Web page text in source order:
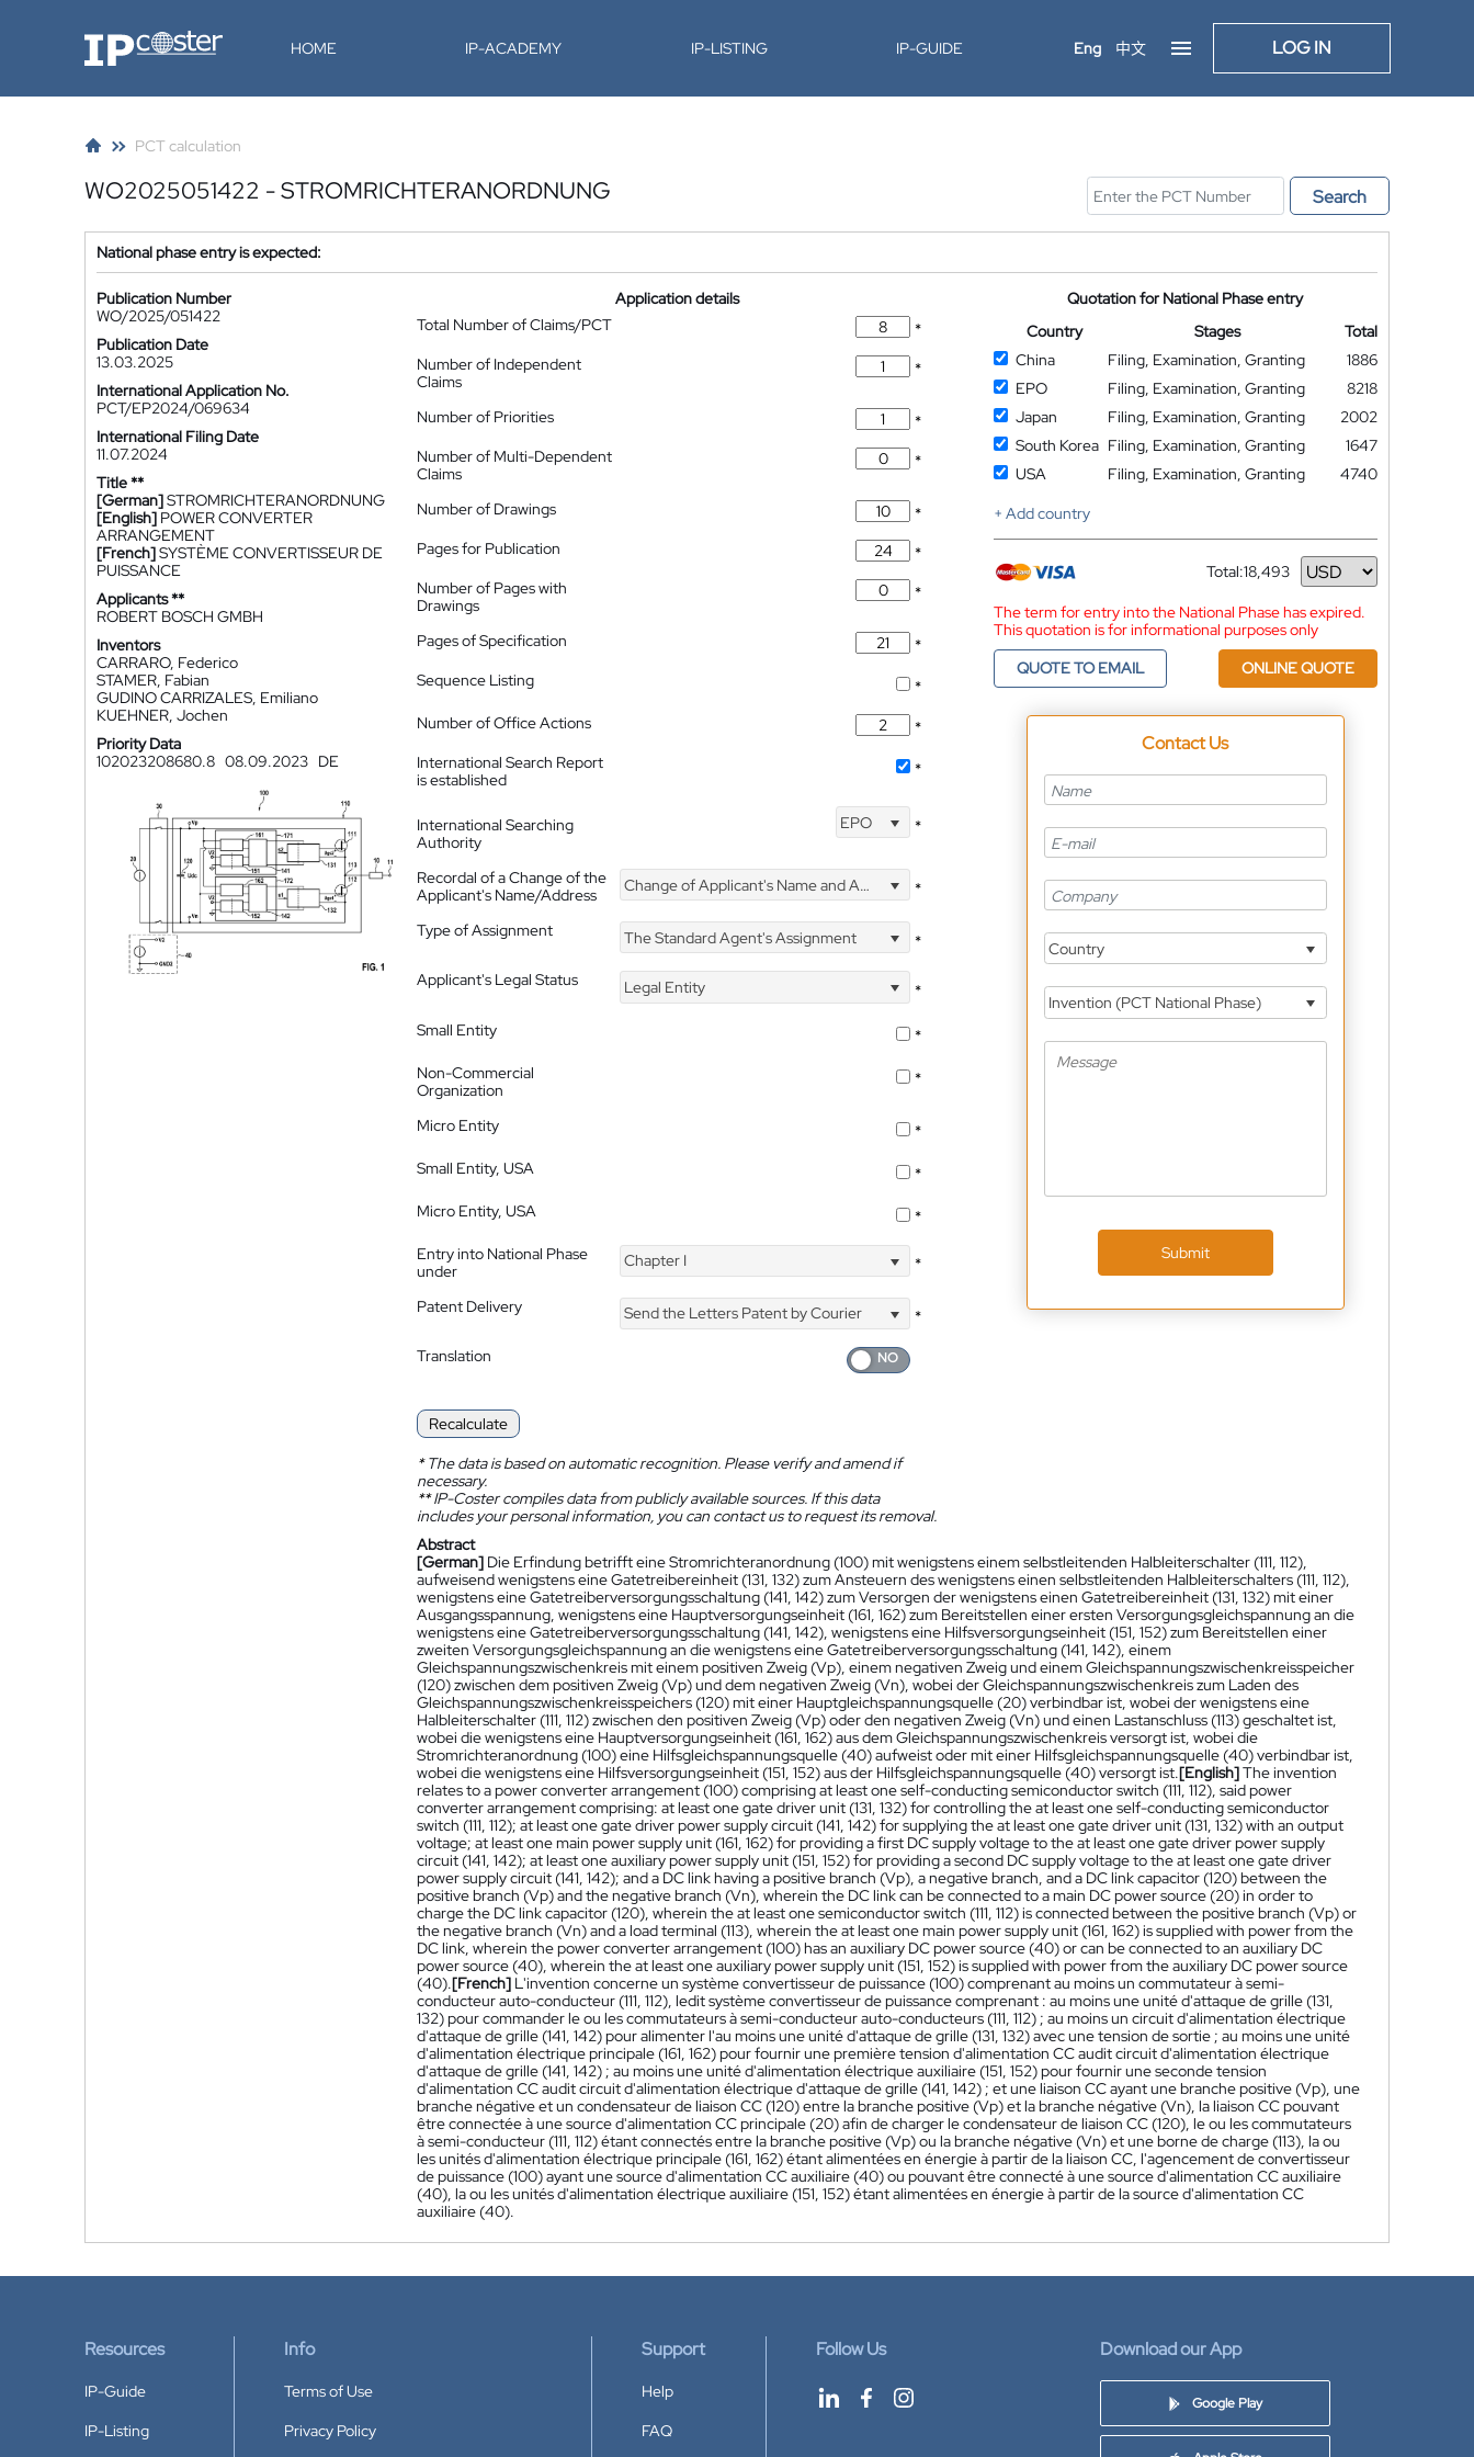
IP-Coster HOME IP-ACADEMY IP-LISTING IP-GUIDE Eng 中文 LOG IN
PCT calculation
WO2025051422 - STROMRICHTERANORDNUNG Search
National phase entry is expected:
Publication Number
WO/2025/051422
Publication Date
13.03.2025
International Application No.
PCT/EP2024/069634
International Filing Date
11.07.2024
Title **
[German]STROMRICHTERANORDNUNG
[English] POWER CONVERTER
ARRANGEMENT
[French]SYSTÈME CONVERTISSEUR DE
PUISSANCE
Applicants **
ROBERT BOSCH GMBH
Inventors
CARRARO, Federico
STAMER, Fabian
GUDINO CARRIZALES, Emiliano
KUEHNER, Jochen
Priority Data
102023208680.8 08.09.2023 DE
Application details
Total Number of Claims/PCT
*
Number of Independent
Claims
*
Number of Priorities
*
Number of Multi-Dependent
Claims
*
Number of Drawings
*
Pages for Publication
*
Number of Pages with
Drawings
*
Pages of Specification
*
Sequence Listing
*
Number of Office Actions
*
International Search Report
is established
*
International Searching
Authority
EPO *
Recordal of a Change of the
Applicant's Name/Address
Change of Applicant's Name and Address *
Type of Assignment The Standard Agent's Assignment
*
Applicant's Legal Status
Legal Entity
*
Small Entity
*
Non-Commercial
Organization
*
Micro Entity
*
Small Entity, USA
*
Micro Entity, USA
*
Entry into National Phase
under
Chapter I *
Patent Delivery Send the Letters Patent by Courier
*
Translation
Recalculate
*The data is based on automatic recognition. Please verify and amend if
necessary.
**IP-Coster compiles data from publicly available sources. If this data
includes your personal information, you can contact us to request its removal.
Quotation for National Phase entry
Country
Stages
Total
China
Filing, Examination, Granting
1886
EPO
Filing, Examination, Granting
8218
Japan
Filing, Examination, Granting
2002
South Korea Filing, Examination, Granting
1647
USA
Filing, Examination, Granting
4740
+ Add country
Total:18,493
Currency
The term for entry into the National Phase has expired.
This quotation is for informational purposes only
QUOTE TO EMAIL
ONLINE QUOTE
Contact Us
Country
Invention (PCT National Phase)
Submit
Abstract
[German] Die Erfindung betrifft eine Stromrichteranordnung (100) mit wenigstens einem selbstleitenden Halbleiterschalter (111, 112),
aufweisend wenigstens eine Gatetreibereinheit (131, 132) zum Ansteuern des wenigstens einen selbstleitenden Halbleiterschalters (111, 112),
wenigstens eine Gatetreiberversorgungsschaltung (141, 142) zum Versorgen der wenigstens einen Gatetreibereinheit (131, 132) mit einer
Ausgangsspannung, wenigstens eine Hauptversorgungseinheit (161, 162) zum Bereitstellen einer ersten Versorgungsgleichspannung an die
wenigstens eine Gatetreiberversorgungsschaltung (141, 142), wenigstens eine Hilfsversorgungseinheit (151, 152) zum Bereitstellen einer
zweiten Versorgungsgleichspannung an die wenigstens eine Gatetreiberversorgungsschaltung (141, 142), einem
Gleichspannungszwischenkreis mit einem positiven Zweig (Vp), einem negativen Zweig und einem Gleichspannungszwischenkreisspeicher
(120) zwischen dem positiven Zweig (Vp) und dem negativen Zweig (Vn), wobei der Gleichspannungszwischenkreis zum Laden des
Gleichspannungszwischenkreisspeichers (120) mit einer Hauptgleichspannungsquelle (20) verbindbar ist, wobei der wenigstens eine
Halbleiterschalter (111, 112) zwischen den positiven Zweig (Vp) oder den negativen Zweig (Vn) und einen Lastanschluss (113) geschaltet ist,
wobei die wenigstens eine Hauptversorgungseinheit (161, 162) aus dem Gleichspannungszwischenkreis versorgt ist, wobei die
Stromrichteranordnung (100) eine Hilfsgleichspannungsquelle (40) aufweist oder mit einer Hilfsgleichspannungsquelle (40) verbindbar ist,
wobei die wenigstens eine Hilfsversorgungseinheit (151, 152) aus der Hilfsgleichspannungsquelle (40) versorgt ist.[English]The invention
relates to a power converter arrangement (100) comprising at least one self-conducting semiconductor switch (111, 112), said power
converter arrangement comprising: at least one gate driver unit (131, 132) for controlling the at least one self-conducting semiconductor
switch (111, 112); at least one gate driver power supply circuit (141, 142) for supplying the at least one gate driver unit (131, 132) with an output
voltage; at least one main power supply unit (161, 162) for providing a first DC supply voltage to the at least one gate driver power supply
circuit (141, 142); at least one auxiliary power supply unit (151, 152) for providing a second DC supply voltage to the at least one gate driver
power supply circuit (141, 142); and a DC link having a positive branch (Vp), a negative branch, and a DC link capacitor (120) between the
positive branch (Vp) and the negative branch (Vn), wherein the DC link can be connected to a main DC power source (20) in order to
charge the DC link capacitor (120), wherein the at least one semiconductor switch (111, 112) is connected between the positive branch (Vp) or
the negative branch (Vn) and a load terminal (113), wherein the at least one main power supply unit (161, 162) is supplied with power from the
DC link, wherein the power converter arrangement (100) has an auxiliary DC power source (40) or can be connected to an auxiliary DC
power source (40), wherein the at least one auxiliary power supply unit (151, 152) is supplied with power from the auxiliary DC power source
(40).[French] L'invention concerne un système convertisseur de puissance (100) comprenant au moins un commutateur à semi-
conducteur auto-conducteur (111, 112), ledit système convertisseur de puissance comprenant : au moins une unité d'attaque de grille (131,
132) pour commander le ou les commutateurs à semi-conducteur auto-conducteurs (111, 112) ; au moins un circuit d'alimentation électrique
d'attaque de grille (141, 142) pour alimenter l'au moins une unité d'attaque de grille (131, 132) avec une tension de sortie ; au moins une unité
d'alimentation électrique principale (161, 162) pour fournir une première tension d'alimentation CC audit circuit d'alimentation électrique
d'attaque de grille (141, 142) ; au moins une unité d'alimentation électrique auxiliaire (151, 152) pour fournir une seconde tension
d'alimentation CC audit circuit d'alimentation électrique d'attaque de grille (141, 142) ; et une liaison CC ayant une branche positive (Vp), une
branche négative et un condensateur de liaison CC (120) entre la branche positive (Vp) et la branche négative (Vn), la liaison CC pouvant
être connectée à une source d'alimentation CC principale (20) afin de charger le condensateur de liaison CC (120), le ou les commutateurs
à semi-conducteur (111, 112) étant connectés entre la branche positive (Vp) ou la branche négative (Vn) et une borne de charge (113), la ou
les unités d'alimentation électrique principale (161, 162) étant alimentées en énergie à partir de la liaison CC, l'agencement de convertisseur
de puissance (100) ayant une source d'alimentation CC auxiliaire (40) ou pouvant être connecté à une source d'alimentation CC auxiliaire
(40), la ou les unités d'alimentation électrique auxiliaire (151, 152) étant alimentées en énergie à partir de la source d'alimentation CC
auxiliaire (40).
Resources
IP-Guide
IP-Listing
Info
Terms of Use
Privacy Policy
Support
Help
FAQ
Follow Us Download our App
Google Play